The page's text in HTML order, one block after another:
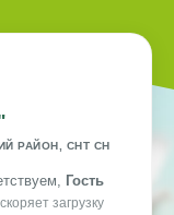
РАЙОН, СНТ СН
Гость
загрузку